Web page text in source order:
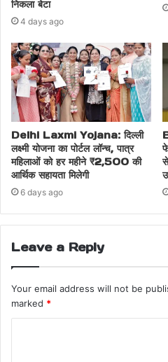
निकला बेटा
4 days ago
Delhi Laxmi Yojana: दिल्ली
लक्ष्मी योजना का पोर्टल लॉन्च, पात्र
महिलाओं को हर महीने ₹2,500 की
आर्थिक सहायता मिलेगी
6 days ago
Leave a Reply
Your email address will not be
marked *